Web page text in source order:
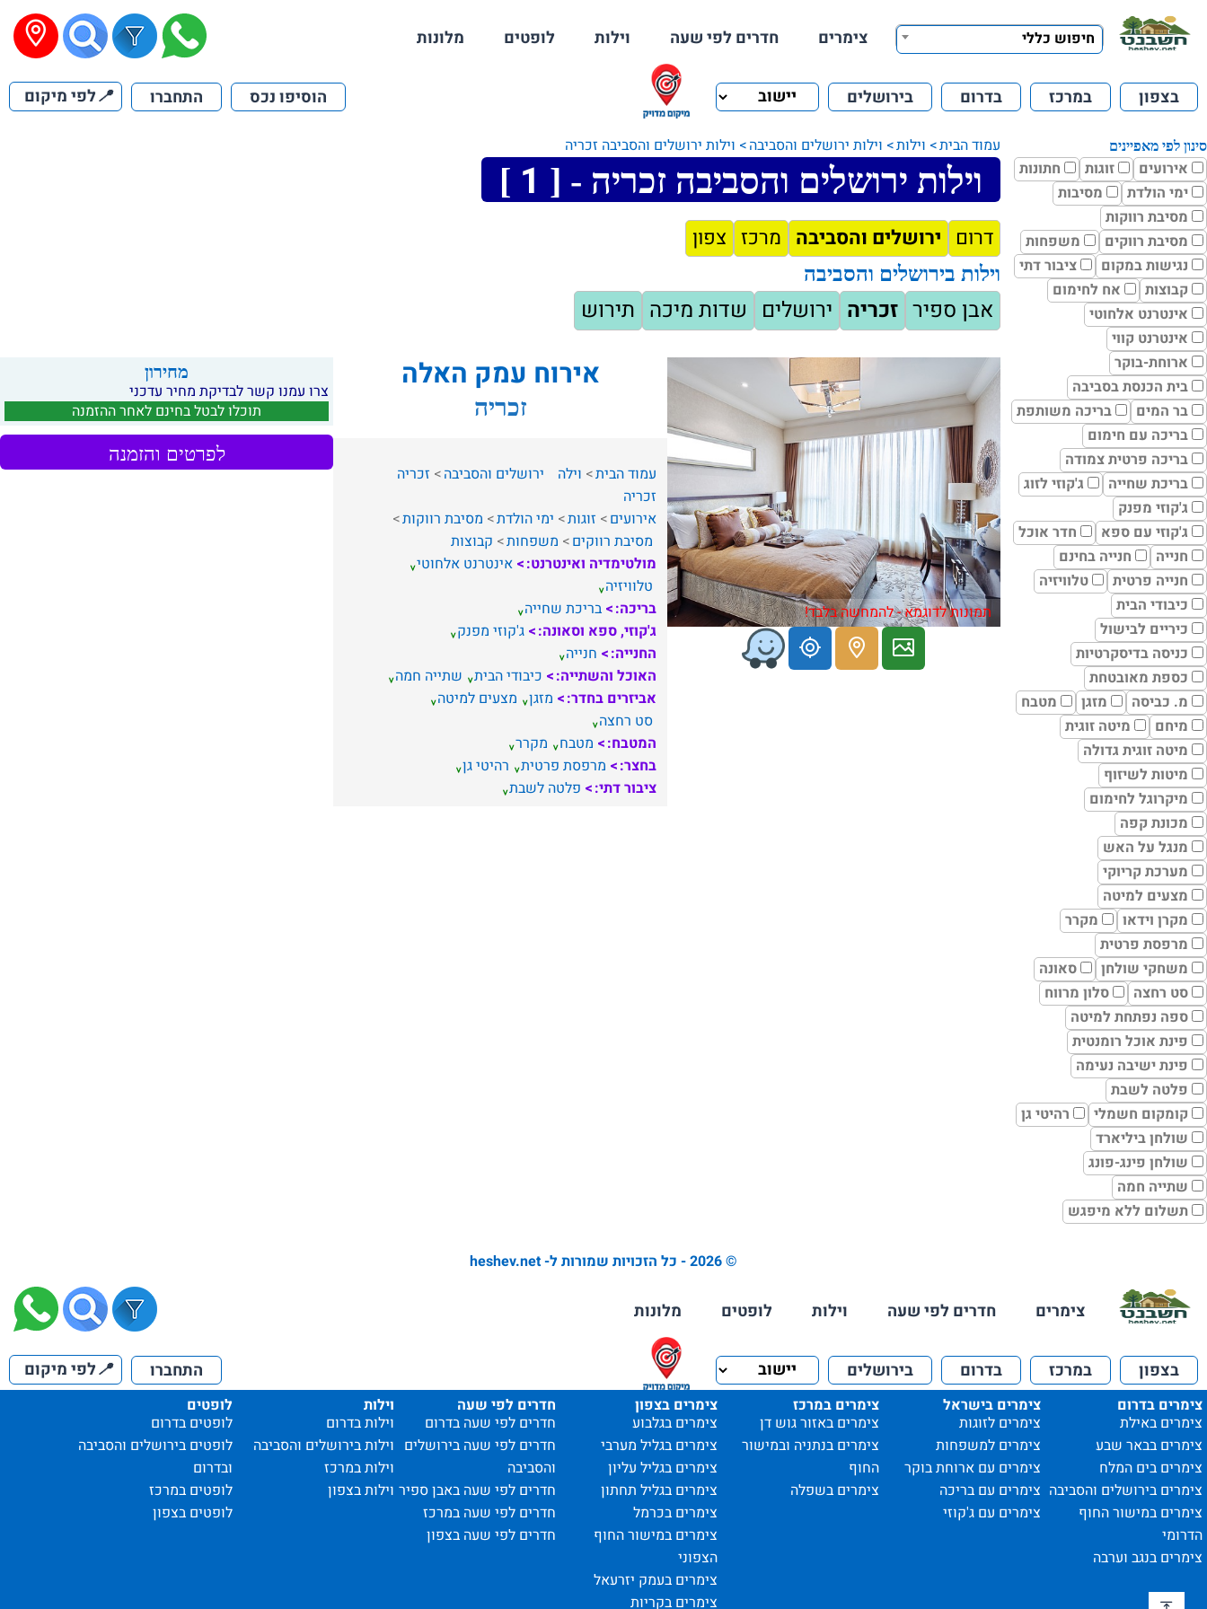
חיפוש כללי צימרים חדרים לפי שעה וילות לופטים מלונות
בצפון במרכז בדרום בירושלים הוסיפו נכס התחברו 📍לפי מיקום
סינון לפי מאפיינים
אירועים זוגות
חתונות
ימי הולדת
מסיבות
מסיבת רווקות
מסיבת רווקים
משפחות
נגישות במקום
ציבור דתי
קבוצות
אח לחימום
אינטרנט אלחוטי
אינטרנט קווי
ארוחת-בוקר
בית הכנסת בסביבה
בר המים
בריכה משותפת
בריכה עם חימום
בריכה פרטית צמודה
בריכת שחייה
ג'קוזי לזוג
ג'קוזי מפנק
ג'קוזי עם ספא
חדר אוכל
חנייה
חנייה בחינם
חנייה פרטית
טלוויזיה
כיבודי הבית
כיריים לבישול
כניסה בדיסקרטיות
כספת מאובטחת
מ. כביסה
מזגן
מטבח
מיחם
מיטה זוגית
מיטה זוגית גדולה
מיטות לשיזוף
מיקרוגל לחימום
מכונת קפה
מנגל על האש
מערכת קריוקי
מצעים למיטה
מקרן וידאו
מקרר
מרפסת פרטית
משחקי שולחן
סאונה
סט רחצה
סלון מרווח
ספה נפתחת למיטה
פינת אוכל רומנטית
פינת ישיבה נעימה
פלטה לשבת
קומקום חשמלי
רהיטי גן
שולחן ביליארד
שולחן פינג-פונג
שתייה חמה
תשלום ללא מיפגש
עמוד הבית וילות וילות ירושלים והסביבה וילות ירושלים והסביבה זכריה
וילות ירושלים והסביבה זכריה - [ 1
]
דרום ירושלים והסביבה מרכז צפון
וילות בירושלים והסביבה
אבן ספיר זכריה ירושלים שדות מיכה תירוש
תמונות לדוגמא - להמחשה בלבד!
אירוח עמק האלה
זכריה
עמוד הבית וילה ירושלים והסביבה
זכריה
זכריה
אירועים
זוגות ימי הולדת
מסיבת רווקות
מסיבת רווקים
משפחות
קבוצות
מולטימדיה ואינטרנט:
אינטרנט אלחוטי
טלוויזיה
בריכה:
בריכת שחייה
ג'קוזי, ספא וסאונה:
ג'קוזי מפנק
החנייה:
חנייה
האוכל והשתייה:
כיבודי הבית שתייה חמה
אביזרים בחדר:
מזגן מצעים למיטה
סט רחצה
המטבח:
מטבח
מקרר
בחצר:
מרפסת פרטית רהיטי גן
ציבור דתי:
פלטה לשבת
מחירון
צרו עמנו קשר לבדיקת מחיר עדכני
תוכלו לבטל בחינם לאחר ההזמנה
לפרטים והזמנה
© 2026 - כל הזכויות שמורות ל- heshev.net
צימרים חדרים לפי שעה וילות לופטים מלונות
בצפון במרכז בדרום בירושלים התחברו 📍לפי מיקום
צימרים בדרום
צימרים באילת
צימרים בבאר שבע
צימרים בים המלח
צימרים בירושלים והסביבה
צימרים במישור החוף
הדרומי
צימרים בנגב וערבה
צימרים בישראל
צימרים לזוגות
צימרים למשפחות
צימרים עם ארוחת בוקר
צימרים עם בריכה
צימרים עם ג'קוזי
צימרים במרכז
צימרים באזור גוש דן
צימרים בנתניה ובמישור
החוף
צימרים בשפלה
צימרים בצפון
צימרים בגלבוע
צימרים בגליל מערבי
צימרים בגליל עליון
צימרים בגליל תחתון
צימרים בכרמל
צימרים במישור החוף
הצפוני
צימרים בעמק יזרעאל
צימרים בקריות
חדרים לפי שעה
חדרים לפי שעה בדרום
חדרים לפי שעה בירושלים
והסביבה
חדרים לפי שעה באבן ספיר
חדרים לפי שעה במרכז
חדרים לפי שעה בצפון
וילות
וילות בדרום
וילות בירושלים והסביבה
וילות במרכז
וילות בצפון
לופטים
לופטים בדרום
לופטים בירושלים והסביבה
ובדרום
לופטים במרכז
לופטים בצפון